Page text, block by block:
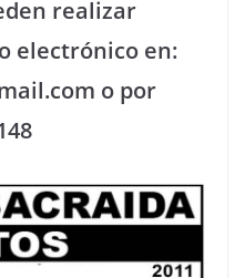
realizar
electrónico en:
o por